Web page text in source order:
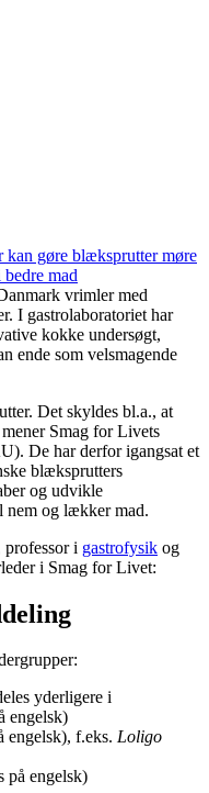
kan gøre blæksprutter møre
mad
vrimler med
I gastrolaboratoriet har
kokke undersøgt,
ende som velsmagende
Det skyldes bl.a., at
Smag for Livets
De har derfor igangsat et
blæksprutters
og udvikle
nem og lækker mad.
i gastrofysik og
i Smag for Livet:
yderligere i
engelsk)
engelsk), f.eks. Loligo
på engelsk)